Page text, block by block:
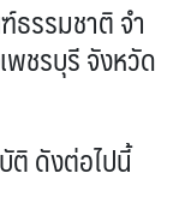
รรมชาติ จำ
พชรบุรี จังหวัด
ดังต่อไปนี้